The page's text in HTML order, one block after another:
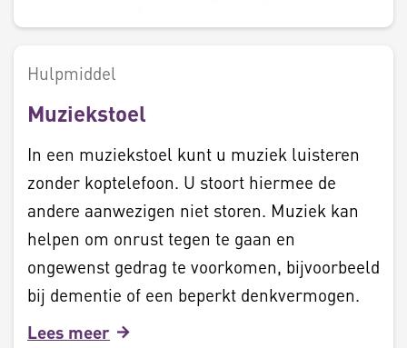
Hulpmiddel
Muziekstoel
In een muziekstoel kunt u muziek luisteren
zonder koptelefoon. U stoort hiermee de
andere aanwezigen niet storen. Muziek kan
helpen om onrust tegen te gaan en
ongewenst gedrag te voorkomen, bijvoorbeeld
bij dementie of een beperkt denkvermogen.
Lees meer